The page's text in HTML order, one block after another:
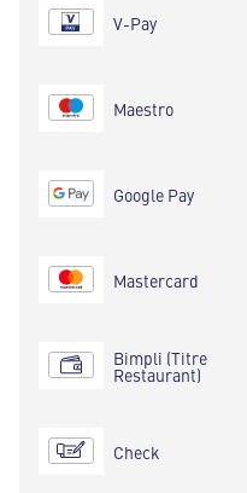
V-Pay
Maestro
Google Pay
Mastercard
Bimpli (Titre
Restaurant)
Check